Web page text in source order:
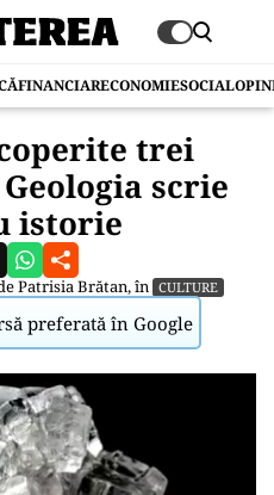
FINANCIARECONOMIESOCIAL
trei
scrie
istorie
Patrisia Brătan, în CULTURE
preferată în Google